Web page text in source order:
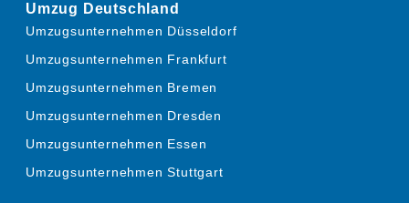
Umzug Deutschland
Umzugsunternehmen Düsseldorf
Umzugsunternehmen Frankfurt
Umzugsunternehmen Bremen
Umzugsunternehmen Dresden
Umzugsunternehmen Essen
Umzugsunternehmen Stuttgart